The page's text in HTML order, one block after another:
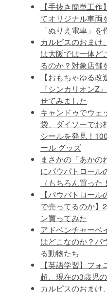
【手抜き簡単工
てオリジナル車両
「ぬりえ電車」
カルピスのおまけ
は大阪では一体ど
るのか？対象店舗
【おもちゃゆる
『シンカリオンZ
せてみました
キャンドゥでウェ
袋、ダイソーでお
シールを発見！
ール グッズ
まさかの「あかの
にパウパトロール
（もちろん買った
【パウパトロー
で売ってるのか】
ン買ってみた
アドベンチャーベ
はどこなのか？パ
る動物たち
【英語学習】フ
超、現在の3歳児
カルピスのおまけ